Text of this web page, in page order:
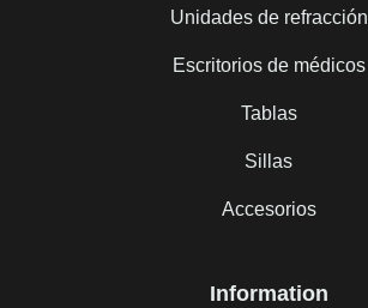
Unidades de refracción
Escritorios de médicos
Tablas
Sillas
Accesorios
Information